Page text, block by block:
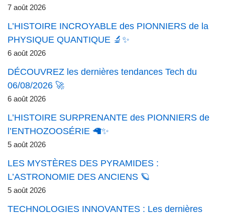
7 août 2026
L’HISTOIRE INCROYABLE des PIONNIERS de la
PHYSIQUE QUANTIQUE 🔬✨
6 août 2026
DÉCOUVREZ les dernières tendances Tech du
06/08/2026 🚀
6 août 2026
L’HISTOIRE SURPRENANTE des PIONNIERS de
l’ENTHOZOOSÉRIE 🦙✨
5 août 2026
LES MYSTÈRES DES PYRAMIDES :
L’ASTRONOMIE DES ANCIENS 🪐
5 août 2026
TECHNOLOGIES INNOVANTES : Les dernières